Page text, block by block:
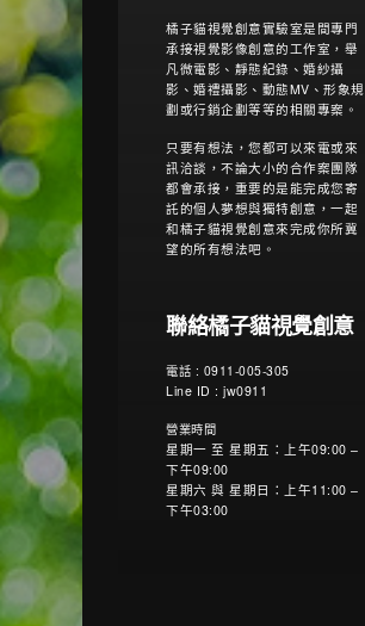
橘子貓視覺創意實驗室是間專門
承接視覺影像創意的工作室，舉
凡微電影、靜態紀錄、婚紗攝
影、婚禮攝影、動態MV、形象規
劃或行銷企劃等等的相關專案。
只要有想法，您都可以來電或來
訊洽談，不論大小的合作案團隊
都會承接，重要的是能完成您寄
託的個人夢想與獨特創意，一起
和橘子貓視覺創意來完成你所冀
望的所有想法吧。
聯絡橘子貓視覺創意
電話 : 0911-005-305
Line ID : jw0911
營業時間
星期一 至 星期五：上午09:00 –
下午09:00
星期六 與 星期日：上午11:00 –
下午03:00